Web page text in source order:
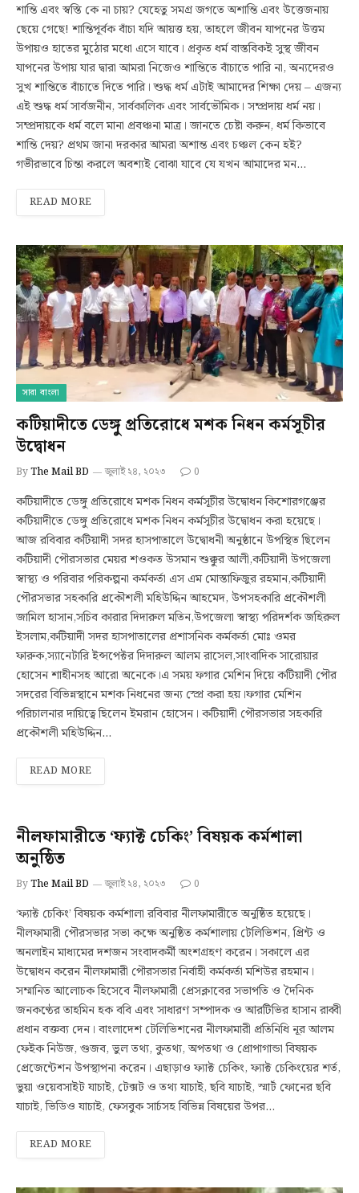
শান্তি এবং স্বস্তি কে না চায়? যেহেতু সমগ্র জগতে অশান্তি এবং উত্তেজনায়
ছেয়ে গেছে! শান্তিপূর্বক বাঁচা যদি আয়ত্ত হয়, তাহলে জীবন যাপনের উত্তম
উপায়ও হাতের মুঠোর মধো এসে যাবে। প্রকৃত ধর্ম বাস্তবিকই সুস্থ জীবন
যাপনের উপায় যার দ্বারা আমরা নিজেও শান্তিতে বাঁচাতে পারি না, অন্যদেরও
সুখ শান্তিতে বাঁচাতে দিতে পারি। শুদ্ধ ধর্ম এটাই আমাদের শিক্ষা দেয় – এজন্য
এই শুদ্ধ ধর্ম সার্বজনীন, সার্বকালিক এবং সার্বভৌমিক। সম্প্রদায় ধর্ম নয়।
সম্প্রদায়কে ধর্ম বলে মানা প্রবঞ্চনা মাত্র। জানতে চেষ্টা করুন, ধর্ম কিভাবে
শান্তি দেয়? প্রথম জানা দরকার আমরা অশান্ত এবং চঞ্চল কেন হই?
গভীরভাবে চিন্তা করলে অবশ্যই বোঝা যাবে যে যখন আমাদের মন…
READ MORE
সারা বাংলা
কটিয়াদীতে ডেঙ্গু প্রতিরোধে মশক নিধন কর্মসূচীর
উদ্বোধন
ByThe Mail BD জুলাই ২৪, ২০২৩ 0
কটিয়াদীতে ডেঙ্গু প্রতিরোধে মশক নিধন কর্মসূচীর উদ্বোধন কিশোরগঞ্জের
কটিয়াদীতে ডেঙ্গু প্রতিরোধে মশক নিধন কর্মসূচীর উদ্বোধন করা হয়েছে।
আজ রবিবার কটিয়াদী সদর হাসপাতালে উদ্বোধনী অনুষ্ঠানে উপস্থিত ছিলেন
কটিয়াদী পৌরসভার মেয়র শওকত উসমান শুক্কুর আলী,কটিয়াদী উপজেলা
স্বাস্থ্য ও পরিবার পরিকল্পনা কর্মকর্তা এস এম মোস্তাফিজুর রহমান,কটিয়াদী
পৌরসভার সহকারি প্রকৌশলী মহিউদ্দিন আহমেদ, উপসহকারি প্রকৌশলী
জামিল হাসান,সচিব কারার দিদারুল মতিন,উপজেলা স্বাস্থ্য পরিদর্শক জহিরুল
ইসলাম,কটিয়াদী সদর হাসপাতালের প্রশাসনিক কর্মকর্তা মোঃ ওমর
ফারুক,স্যানেটারি ইন্সপেক্টর দিদারুল আলম রাসেল,সাংবাদিক সারোয়ার
হোসেন শাহীনসহ আরো অনেকে।এ সময় ফগার মেশিন দিয়ে কটিয়াদী পৌর
সদরের বিভিন্নস্থানে মশক নিধনের জন্য স্প্রে করা হয়।ফগার মেশিন
পরিচালনার দায়িত্বে ছিলেন ইমরান হোসেন। কটিয়াদী পৌরসভার সহকারি
প্রকৌশলী মহিউদ্দিন…
READ MORE
নীলফামারীতে ‘ফ্যাক্ট চেকিং’ বিষয়ক কর্মশালা
অনুষ্ঠিত
ByThe Mail BD জুলাই ২৪, ২০২৩ 0
‘ফ্যাক্ট চেকিং’ বিষয়ক কর্মশালা রবিবার নীলফামারীতে অনুষ্ঠিত হয়েছে।
নীলফামারী পৌরসভার সভা কক্ষে অনুষ্ঠিত কর্মশালায় টেলিভিশন, প্রিন্ট ও
অনলাইন মাধ্যমের দশজন সংবাদকর্মী অংশগ্রহণ করেন। সকালে এর
উদ্বোধন করেন নীলফামারী পৌরসভার নির্বাহী কর্মকর্তা মশিউর রহমান।
সম্মানিত আলোচক হিসেবে নীলফামারী প্রেসক্লাবের সভাপতি ও দৈনিক
জনকণ্ঠের তাহমিন হক ববি এবং সাধারণ সম্পাদক ও আরটিভির হাসান রাব্বী
প্রধান বক্তব্য দেন। বাংলাদেশ টেলিভিশনের নীলফামারী প্রতিনিধি নূর আলম
ফেইক নিউজ, গুজব, ভুল তথ্য, কুতথ্য, অপতথ্য ও প্রোপাগান্ডা বিষয়ক
প্রেজেন্টেশন উপস্থাপনা করেন। এছাড়াও ফ্যাক্ট চেকিং, ফ্যাক্ট চেকিংয়ের শর্ত,
ভুয়া ওয়েবসাইট যাচাই, টেক্সট ও তথ্য যাচাই, ছবি যাচাই, স্মার্ট ফোনের ছবি
যাচাই, ভিডিও যাচাই, ফেসবুক সার্চসহ বিভিন্ন বিষয়ের উপর…
READ MORE